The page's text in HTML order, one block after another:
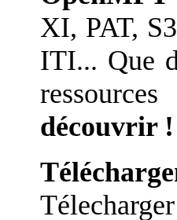
XI, PAT,
ITI... Que
découvrir !
Télecharger